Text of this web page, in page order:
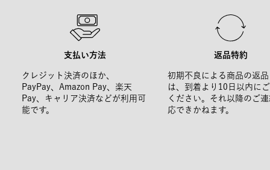
支払い方法
クレジット決済のほか、
PayPay、Amazon Pay、楽天
Pay、キャリア決済などが利用可
能です。
返品特約
初期不良による商品の返
は、到着より10日以内に
ください。それ以降のご
応できかねます。